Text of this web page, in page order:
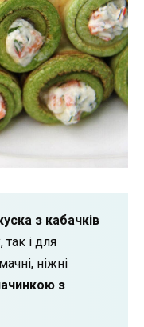
з кабачків
так і для
ніжні
з